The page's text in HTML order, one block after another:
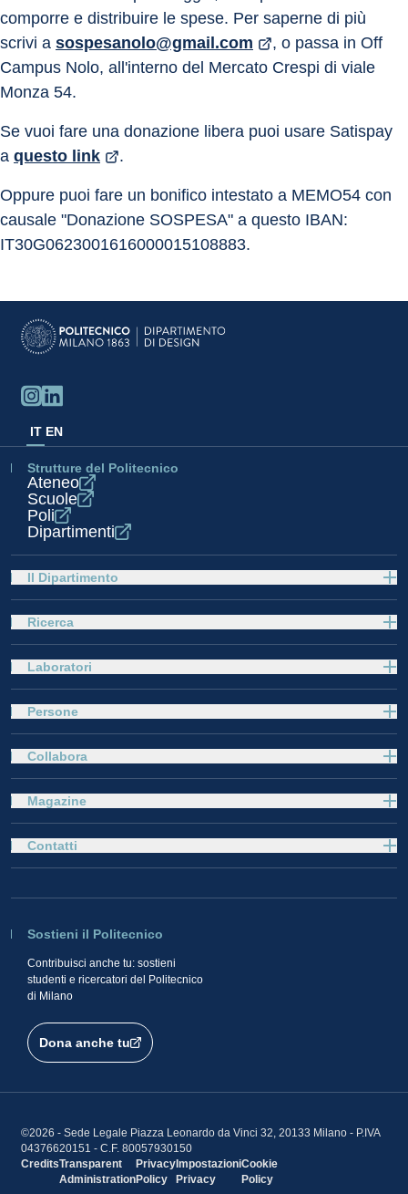
comporre e distribuire le spese. Per saperne di più
scrivi a sospesanolo@gmail.com
, o passa in Off
Campus Nolo, all'interno del Mercato Crespi di viale
Monza 54.
Se vuoi fare una donazione libera puoi usare Satispay
a questo link .
Oppure puoi fare un bonifico intestato a MEMO54 con
causale "Donazione SOSPESA" a questo IBAN:
IT30G0623001616000015108883.
IT EN
Strutture del Politecnico
Ateneo
Scuole
Poli
Dipartimenti
Il Dipartimento
Ricerca
Laboratori
Persone
Collabora
Magazine
Sostieni il Politecnico
Contribuisci anche tu: sostieni
studenti e ricercatori del Politecnico
di Milano
Dona anche tu
Contatti
©2026 - Sede Legale Piazza Leonardo da Vinci 32, 20133 Milano - P.IVA
04376620151 - C.F. 80057930150
CreditsTransparent
Administration
Privacy
Policy
Impostazioni
Privacy
Cookie
Policy